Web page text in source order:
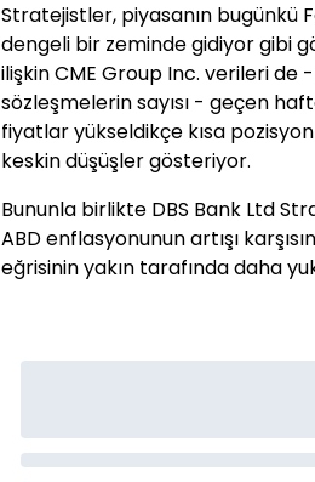
Stratejistler, piyasanın bugünkü
dengeli bir zeminde gidiyor gibi
ilişkin CME Group Inc. verileri de
sözleşmelerin sayısı - geçen
fiyatlar yükseldikçe kısa
keskin düşüşler gösteriyor.
Bununla birlikte DBS Bank Ltd
ABD enflasyonunun artışı
eğrisinin yakın tarafında daha